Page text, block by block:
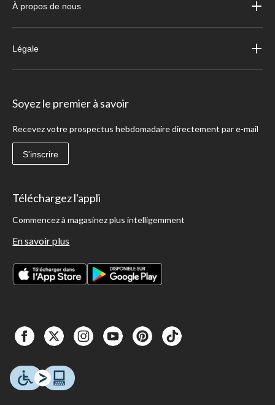
À propos de nous
Légale
Soyez le premier à savoir
Recevez votre prospectus hebdomadaire directement par e-mail
S'inscrire
Téléchargez l'appli
Commencez à magasinez plus intelligemment
En savoir plus